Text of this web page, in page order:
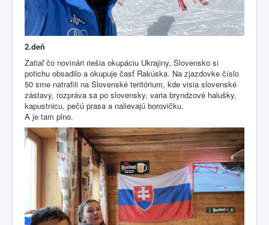
2.deň
Zatiaľ čo novinári riešia okupáciu Ukrajiny, Slovensko si
potichu obsadilo a okupuje časť Rakúska. Na zjazdovke číslo
50 sme natrafili na Slovenské teritórium, kde visia slovenské
zástavy, rozpráva sa po slovensky, varia bryndzové halušky,
kapustnicu, pečú prasa a nalievajú borovičku.
A je tam plno.